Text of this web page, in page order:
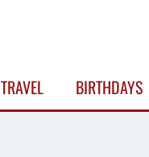
TRAVEL BIRTHDAYS